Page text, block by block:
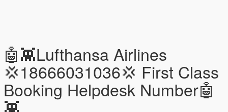
🤖👾Lufthansa Airlines
💢18666031036💢 First Class
Booking Helpdesk Number🤖
👾